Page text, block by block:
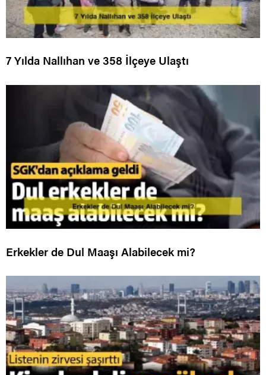
7 Yılda Nallıhan ve 358 İlçeye Ulaştı
Erkekler de Dul Maaşı Alabilecek mi?